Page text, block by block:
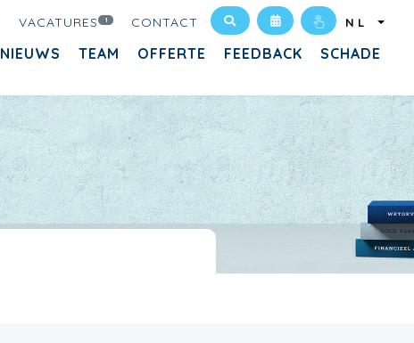
VACATURES 1 CONTACT NL
NIEUWS TEAM OFFERTE FEEDBACK SCHADE